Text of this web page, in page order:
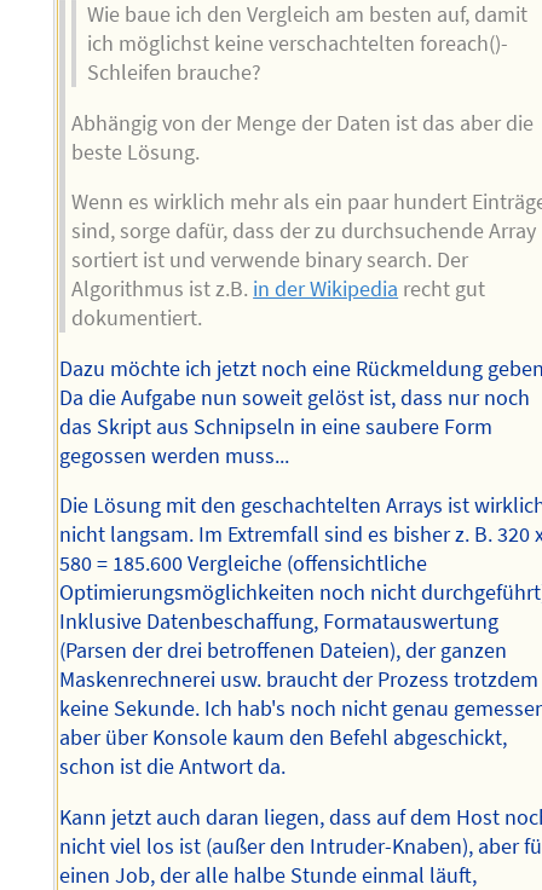
Wie baue ich den Vergleich am besten auf, damit
ich möglichst keine verschachtelten foreach()-
Schleifen brauche?
Abhängig von der Menge der Daten ist das aber die
beste Lösung.
Wenn es wirklich mehr als ein paar hundert
sind, sorge dafür, dass der zu durchsuchende Array
sortiert ist und verwende binary search. Der
Algorithmus ist z.B. in der Wikipedia recht gut
dokumentiert.
Dazu möchte ich jetzt noch eine Rückmeldung
Da die Aufgabe nun soweit gelöst ist, dass nur noch
das Skript aus Schnipseln in eine saubere Form
gegossen werden muss...
Die Lösung mit den geschachtelten Arrays ist
nicht langsam. Im Extremfall sind es bisher z. B. 320
580 = 185.600 Vergleiche (offensichtliche
Optimierungsmöglichkeiten noch nicht
Inklusive Datenbeschaffung, Formatauswertung
(Parsen der drei betroffenen Dateien), der ganzen
Maskenrechnerei usw. braucht der Prozess trotzdem
keine Sekunde. Ich hab's noch nicht genau
aber über Konsole kaum den Befehl abgeschickt,
schon ist die Antwort da.
Kann jetzt auch daran liegen, dass auf dem Host
nicht viel los ist (außer den Intruder-Knaben), aber
einen Job, der alle halbe Stunde einmal läuft,